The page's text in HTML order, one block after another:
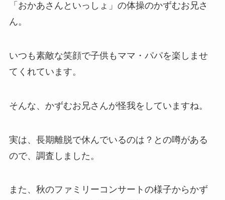
「おかあさんといっしょ」の体操のかずむお兄さ
ん。
いつも素敵な笑顔で子供もママ・パパを楽しませ
てくれています。
そんな、かずむお兄さんが怪我をしていますね。
実は、長期離脱で休んでいるのは？との噂がある
ので、調査しました。
また、秋のファミリーコンサートの様子からかず